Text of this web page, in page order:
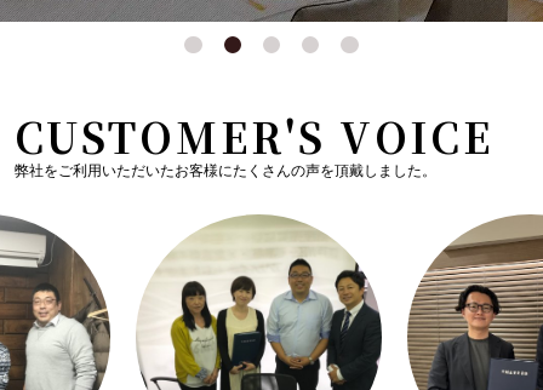
CUSTOMER'S VOICE
弊社をご利用いただいたお客様にたくさんの声を頂戴しました。